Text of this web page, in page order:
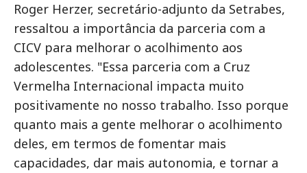
Roger Herzer, secretário-adjunto da Setrabes,
ressaltou a importância da parceria com a
CICV para melhorar o acolhimento aos
adolescentes. "Essa parceria com a Cruz
Vermelha Internacional impacta muito
positivamente no nosso trabalho. Isso porque
quanto mais a gente melhorar o acolhimento
deles, em termos de fomentar mais
capacidades, dar mais autonomia, e tornar a